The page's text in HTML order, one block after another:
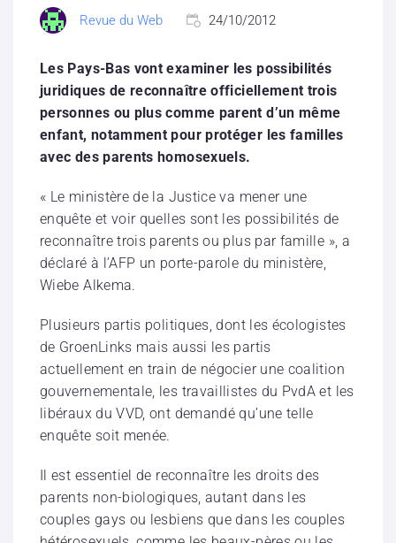
Hébergement solidaire
Revue du Web 24/10/2012
Les Pays-Bas vont examiner les possibilités
juridiques de reconnaître officiellement trois
personnes ou plus comme parent d’un même
enfant, notamment pour protéger les familles
avec des parents homosexuels.
« Le ministère de la Justice va mener une
enquête et voir quelles sont les possibilités de
reconnaître trois parents ou plus par famille », a
déclaré à l’AFP un porte-parole du ministère,
Wiebe Alkema.
Plusieurs partis politiques, dont les écologistes
de GroenLinks mais aussi les partis
actuellement en train de négocier une coalition
gouvernementale, les travaillistes du PvdA et les
libéraux du VVD, ont demandé qu’une telle
enquête soit menée.
Il est essentiel de reconnaître les droits des
parents non-biologiques, autant dans les
couples gays ou lesbiens que dans les couples